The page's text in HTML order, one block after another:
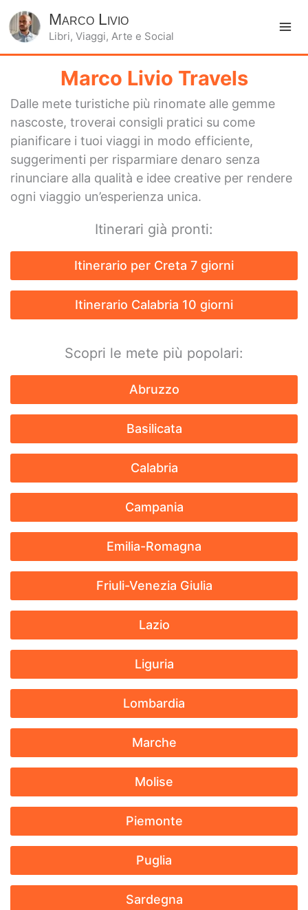
Marco Livio
Libri, Viaggi, Arte e Social
Marco Livio Travels
Dalle mete turistiche più rinomate alle gemme
nascoste, troverai consigli pratici su come
pianificare i tuoi viaggi in modo efficiente,
suggerimenti per risparmiare denaro senza
rinunciare alla qualità e idee creative per rendere
ogni viaggio un’esperienza unica.
Itinerari già pronti:
Itinerario per Creta 7 giorni
Itinerario Calabria 10 giorni
Scopri le mete più popolari:
Abruzzo
Basilicata
Calabria
Campania
Emilia-Romagna
Friuli-Venezia Giulia
Lazio
Liguria
Lombardia
Marche
Molise
Piemonte
Puglia
Sardegna